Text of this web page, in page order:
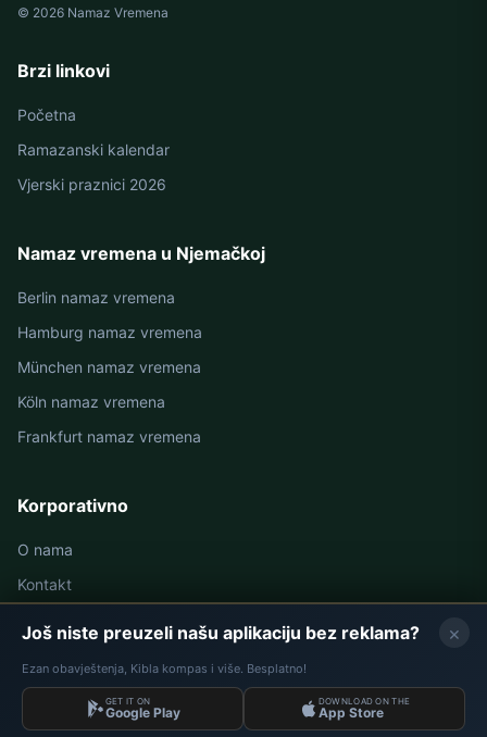
© 2026 Namaz Vremena
Brzi linkovi
Početna
Ramazanski kalendar
Vjerski praznici 2026
Namaz vremena u Njemačkoj
Berlin namaz vremena
Hamburg namaz vremena
München namaz vremena
Köln namaz vremena
Frankfurt namaz vremena
Korporativno
O nama
Kontakt
Podaci: Diyanet İşleri Başkanlığı | Namaz Vremena © 2026
×
Još niste preuzeli našu aplikaciju bez reklama?
Ezan obavještenja, Kibla kompas i više. Besplatno!
GET IT ON
Google Play
DOWNLOAD ON THE
App Store